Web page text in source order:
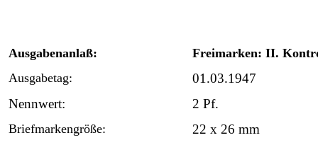
Ausgabenanlaß:
Freimarken: II.
Ausgabetag:
01.03.1947
Nennwert:
2 Pf.
Briefmarkengröße: 22 x 26 mm